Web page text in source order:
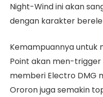
Night-Wind ini akan
dengan karakter
Kemampuannya untuk
Point akan men-trigger
memberi Electro DMG
Ororon juga semakin